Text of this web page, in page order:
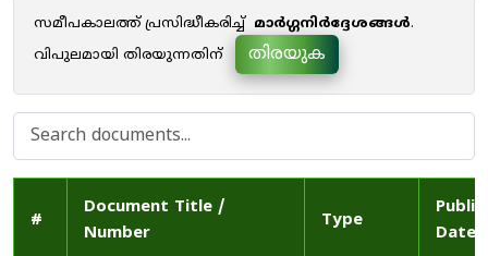
സമീപകാലത്ത് പ്രസിദ്ധീകരിച്ച് മാർഗ്ഗനിർദ്ദേശങ്ങൾ.
വിപുലമായി തിരയുന്നതിന്
തിരയുക
#
Document Title /
Number
Type
Date